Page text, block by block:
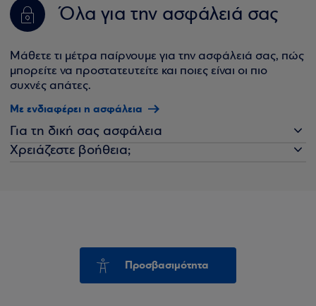
Όλα για την ασφάλειά σας
Μάθετε τι μέτρα παίρνουμε για την ασφάλειά σας, πώς
μπορείτε να προστατευτείτε και ποιες είναι οι πιο
συχνές απάτες.
Με ενδιαφέρει η ασφάλεια
Για τη δική σας ασφάλεια
Χρειάζεστε βοήθεια;
Προσβασιμότητα